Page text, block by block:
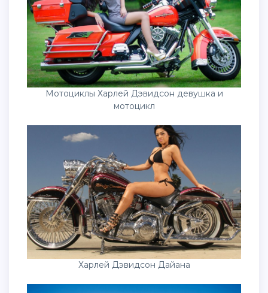
Мотоциклы Харлей Дэвидсон девушка и
мотоцикл
Харлей Дэвидсон Дайана